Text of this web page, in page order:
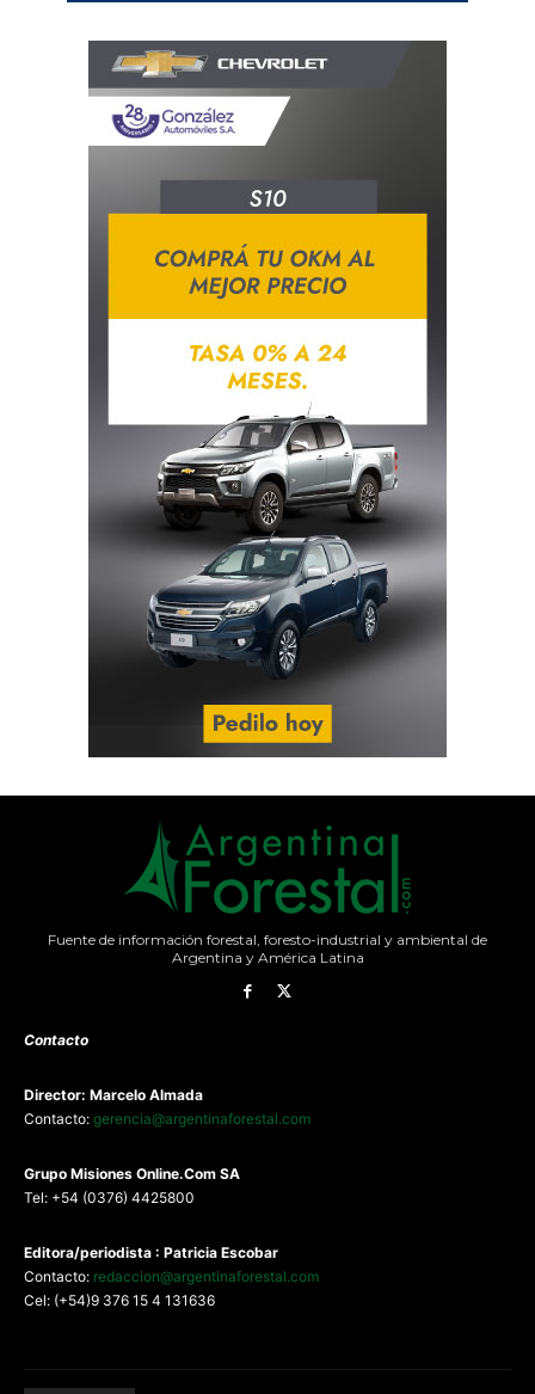
Fuente de información forestal, foresto-industrial y ambiental de
Argentina y América Latina
Contacto
Director: Marcelo Almada
Contacto: gerencia@argentinaforestal.com
Grupo Misiones Online.Com SA
Tel: +54 (0376) 4425800
Editora/periodista : Patricia Escobar
Contacto: redaccion@argentinaforestal.com
Cel: (+54)9 376 15 4 131636